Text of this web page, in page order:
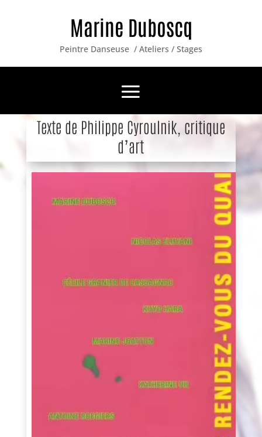
Marine Duboscq
Peintre Danseuse / Ateliers / Stages
Texte de Philippe Cyroulnik, critique
d’art